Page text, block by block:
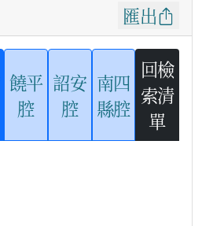
匯出
饒平
腔
詔安
腔
南四
縣腔
回檢
索清
單